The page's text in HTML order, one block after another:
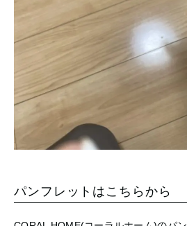
パンフレットはこちらから